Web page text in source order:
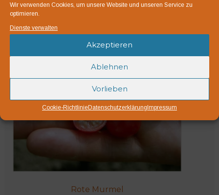
Wir verwenden Cookies, um unsere Website und unseren Service zu
optimieren.
Dienste verwalten
Akzeptieren
Ablehnen
Vorlieben
Cookie-RichtlinieDatenschutzerklärungImpressum
Rote Murmel